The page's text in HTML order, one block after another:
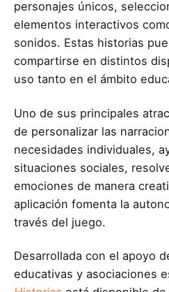
personajes únicos,
elementos interactivos
sonidos. Estas historias
compartirse en distintos
uso tanto en el ámbito
Uno de sus principales
de personalizar las
necesidades individuales,
situaciones sociales,
emociones de manera
aplicación fomenta la
través del juego.
Desarrollada con el apoyo
educativas y asociaciones